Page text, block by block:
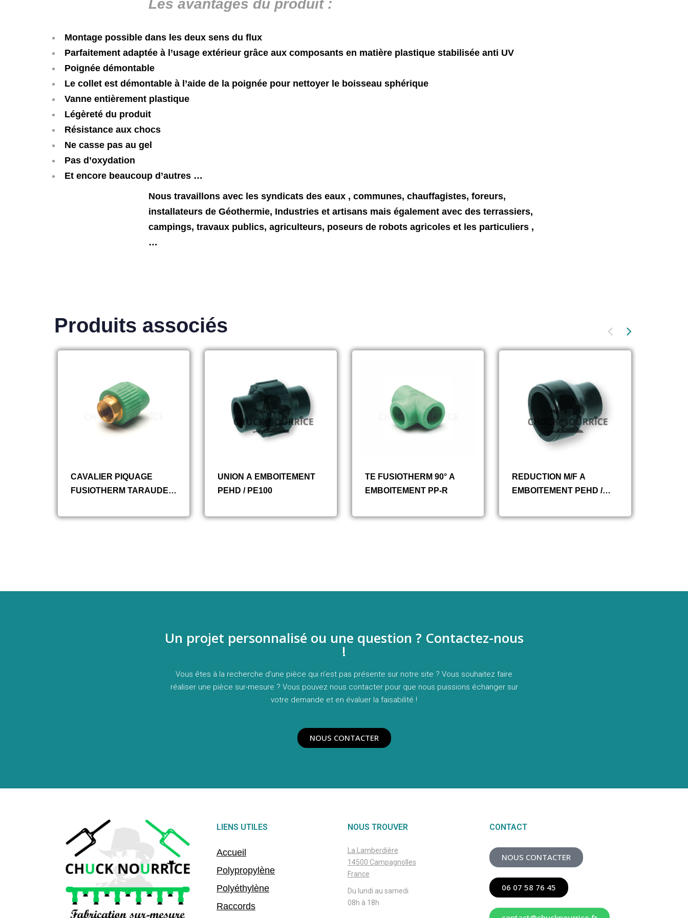
Les avantages du produit :
Montage possible dans les deux sens du flux
Parfaitement adaptée à l’usage extérieur grâce aux composants en matière plastique stabilisée anti UV
Poignée démontable
Le collet est démontable à l’aide de la poignée pour nettoyer le boisseau sphérique
Vanne entièrement plastique
Légèreté du produit
Résistance aux chocs
Ne casse pas au gel
Pas d’oxydation
Et encore beaucoup d’autres …
Nous travaillons avec les syndicats des eaux , communes, chauffagistes, foreurs,
installateurs deGéothermie, Industries et artisans mais également avec des terrassiers,
campings, travaux publics, agriculteurs, poseurs de robots agricoles et les particuliers ,
…
Produits associés
CAVALIER PIQUAGE
FUSIOTHERM TARAUDE
PP-R
UNION A EMBOITEMENT
PEHD / PE100
TE FUSIOTHERM 90° A
EMBOITEMENT PP-R
REDUCTION M/F A
EMBOITEMENT PEHD /
Un projet personnalisé ou une question ? Contactez-nous
!
Vous êtes à la recherche d’une pièce qui n’est pas présente sur notre site ? Vous souhaitez faire
réaliser une pièce sur-mesure ? Vous pouvez nous contacter pour que nous puissions échanger sur
votre demande et en évaluer la faisabilité !
NOUS CONTACTER
LIENS UTILES
Accueil
Polypropylène
Polyéthylène
Raccords
NOUS TROUVER
La Lamberdière
14500 Campagnolles
France
Du lundi au samedi
08h à 18h
CONTACT
NOUS CONTACTER
06 07 58 76 45